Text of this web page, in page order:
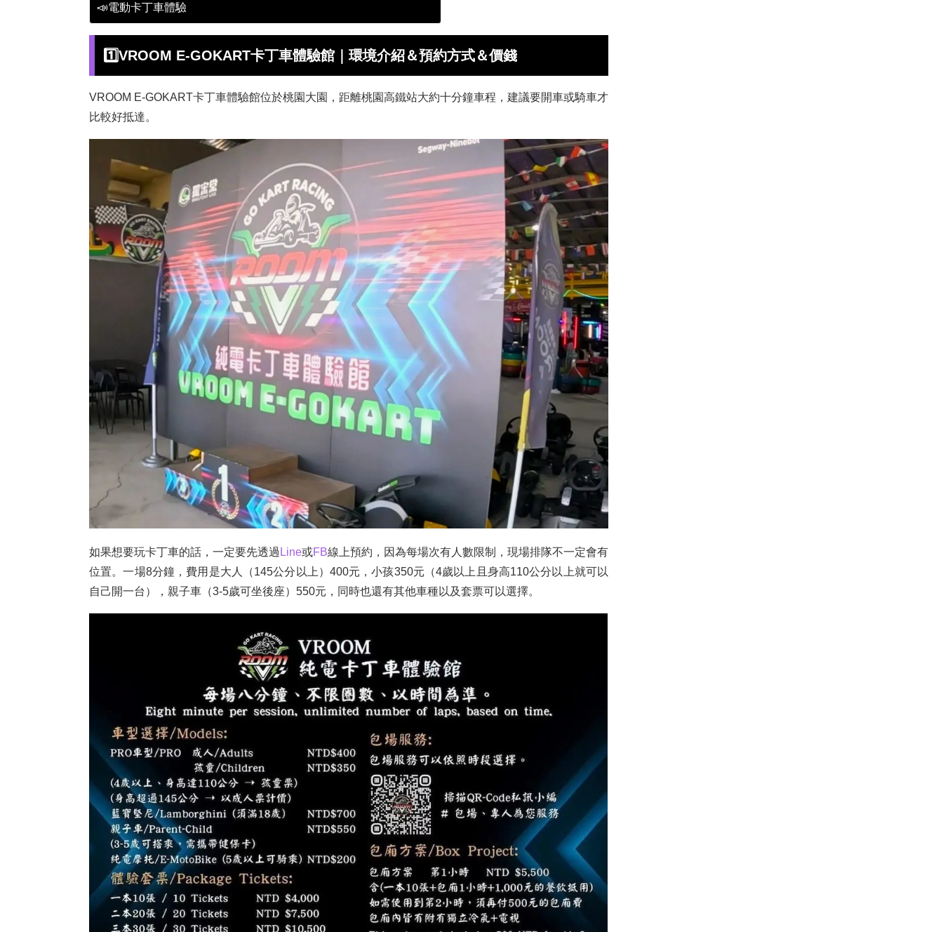
📣電動卡丁車體驗
1️⃣VROOM E-GOKART卡丁車體驗館｜環境介紹＆預約方式＆價錢
VROOM E-GOKART卡丁車體驗館位於桃園大園，距離桃園高鐵站大約十分鐘車程，建議要開車或騎車才
比較好抵達。
如果想要玩卡丁車的話，一定要先透過 Line或FB線上預約，因為每場次有人數限制，現場排隊不一定會有
位置。一場8分鐘，費用是大人（145公分以上）400元，小孩350元（4歲以上且身高110公分以上就可以
自己開一台），親子車（3-5歲可坐後座）550元，同時也還有其他車種以及套票可以選擇。